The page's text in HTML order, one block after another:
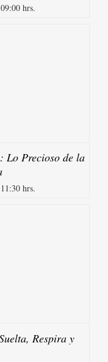
hrs.
Lo Precioso de la
hrs.
Respira y